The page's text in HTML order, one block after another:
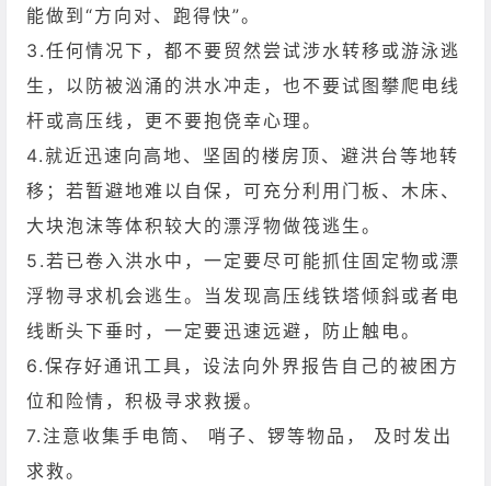
能做到“方向对、跑得快”。
3.任何情况下，都不要贸然尝试涉水转移或游泳逃
生，以防被汹涌的洪水冲走，也不要试图攀爬电线
杆或高压线，更不要抱侥幸心理。
4.就近迅速向高地、坚固的楼房顶、避洪台等地转
移；若暂避地难以自保，可充分利用门板、木床、
大块泡沫等体积较大的漂浮物做筏逃生。
5.若已卷入洪水中，一定要尽可能抓住固定物或漂
浮物寻求机会逃生。当发现高压线铁塔倾斜或者电
线断头下垂时，一定要迅速远避，防止触电。
6.保存好通讯工具，设法向外界报告自己的被困方
位和险情，积极寻求救援。
7.注意收集手电筒、 哨子、锣等物品， 及时发出
求救。